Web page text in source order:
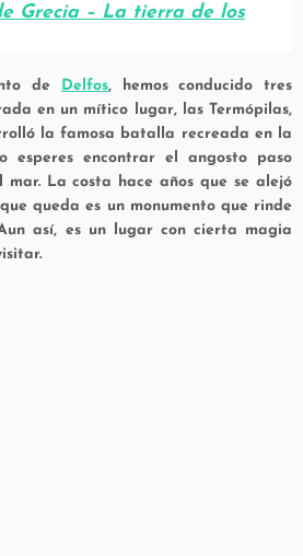
Grecia – La tierra de los
de Delfos, hemos conducido tres
en un mítico lugar, las Termópilas,
la famosa batalla recreada en la
esperes encontrar el angosto paso
La costa hace años que se alejó
queda es un monumento que rinde
así, es un lugar con cierta magia